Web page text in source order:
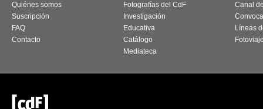
Quiénes somos
Suscripción
FAQ
Contacto
Fotografías del CdF
Investigación
Educativa
Catálogo
Mediateca
Canal
Líneas